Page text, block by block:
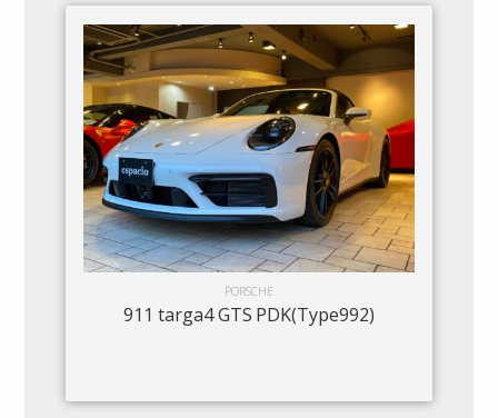
PORSCHE
911 targa4 GTS PDK(Type992)